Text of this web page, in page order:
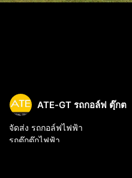
ATE-GT รถกอล์ฟ ตุ๊กต
จัดส่ง รถกอล์ฟไฟฟ้า
รถตุ๊กตุ๊กไฟฟ้า